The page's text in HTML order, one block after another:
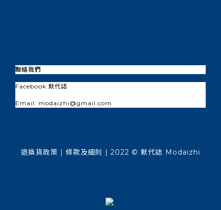
聯絡我們
Facebook:默代誌
Email: modaizhi@gmail.com
退換貨政策 | 條款及細則 | 2022 © 默代誌 Modaizhi